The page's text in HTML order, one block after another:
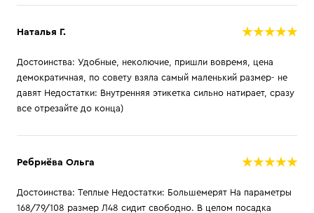
Наталья Г.
Достоинства: Удобные, неколючие, пришли вовремя, цена
демократичная, по совету взяла самый маленький размер- не
давят Недостатки: Внутренняя этикетка сильно натирает, сразу
все отрезайте до конца)
Ребриёва Ольга
Достоинства: Теплые Недостатки: Большемерят На параметры
168/79/108 размер Л48 сидит свободно. В целом посадка